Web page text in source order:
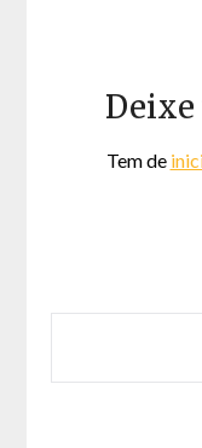
Tem de